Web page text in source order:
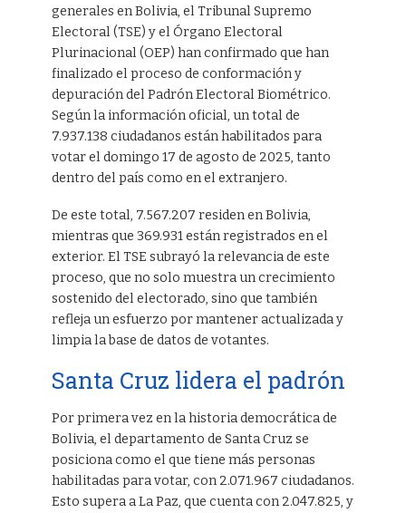
generales en Bolivia, el Tribunal Supremo
Electoral (TSE) y el Órgano Electoral
Plurinacional (OEP) han confirmado que han
finalizado el proceso de conformación y
depuración del Padrón Electoral Biométrico.
Según la información oficial, un total de
7.937.138 ciudadanos están habilitados para
votar el domingo 17 de agosto de 2025, tanto
dentro del país como en el extranjero.
De este total, 7.567.207 residen en Bolivia,
mientras que 369.931 están registrados en el
exterior. El TSE subrayó la relevancia de este
proceso, que no solo muestra un crecimiento
sostenido del electorado, sino que también
refleja un esfuerzo por mantener actualizada y
limpia la base de datos de votantes.
Santa Cruz lidera el padrón
Por primera vez en la historia democrática de
Bolivia, el departamento de Santa Cruz se
posiciona como el que tiene más personas
habilitadas para votar, con 2.071.967 ciudadanos.
Esto supera a La Paz, que cuenta con 2.047.825, y